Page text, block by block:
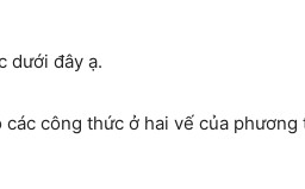
dưới đây ạ.
công thức ở hai vế của phương